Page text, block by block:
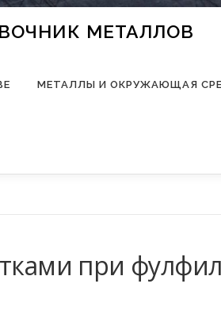
МЕТАЛЛОВ
МЕТАЛЛЫ И ОКРУЖАЮЩАЯ
при